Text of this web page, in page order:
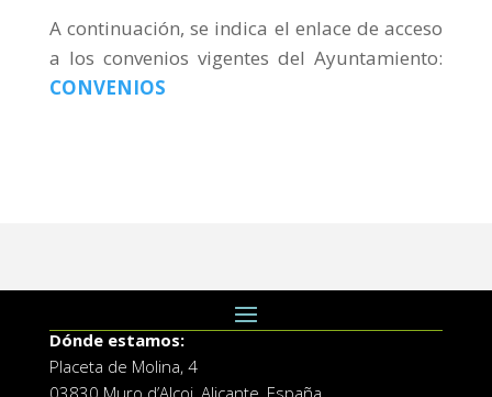
A continuación, se indica el enlace de acceso
a los convenios vigentes del Ayuntamiento:
CONVENIOS
Dónde estamos:
Placeta de Molina, 4